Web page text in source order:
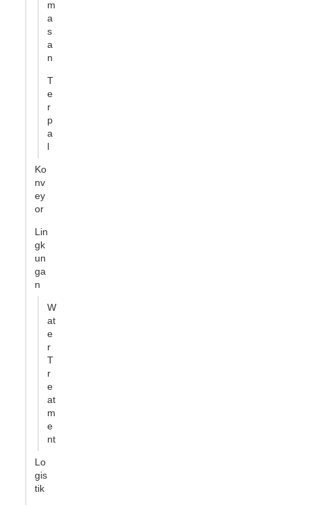
m
a
s
a
n
T
e
r
p
a
l
Ko
nv
ey
or
Lin
gk
un
ga
n
W
at
e
r
T
r
e
at
m
e
nt
Lo
gis
tik